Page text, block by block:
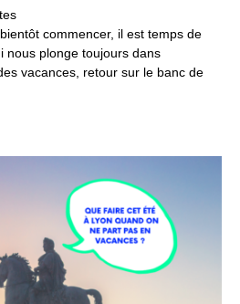
commencer, il est temps de
nous plonge toujours dans
vacances, retour sur le banc de